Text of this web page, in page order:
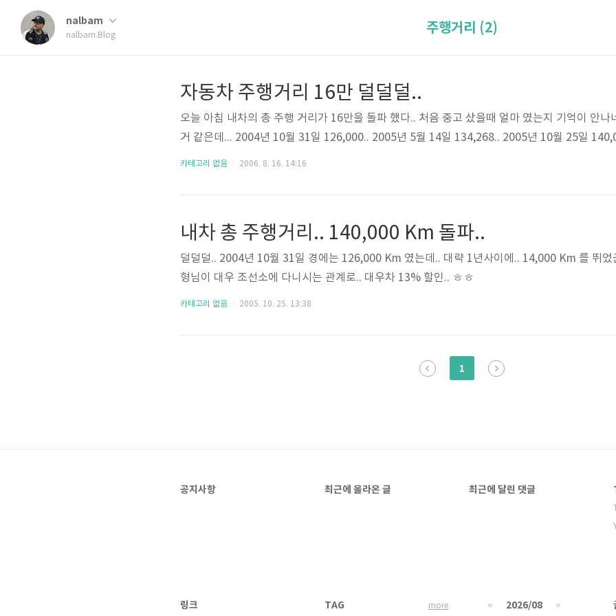
nalbam
nalbam.Blog 주행거리 (2)
자동차 주행거리 16만 덜덜덜..
오늘 아침 내차의 총 주행 거리가 16만을 돌파 했다.. 처음 중고 샀을때 얼마 였는지 기억이 안나
거 같은데... 2004년 10월 31일 126,000.. 2005년 5월 14일 134,268.. 2005년 10월 25일
카테고리 없음 2006. 8. 16. 14:16
내차 총 주행거리.. 140,000 Km 돌파..
덜덜덜.. 2004년 10월 31일 경에는 126,000 Km 였는데.. 대략 1년사이에.. 14,000 Km 를 뛰었
형님이 대우 조선소에 다니시는 관계로.. 대우차 13% 할인.. ㅎㅎ
카테고리 없음 2005. 10. 25. 13:38
1
공지사항 최근에 올라온 글 최근에 달린 댓글
링크 TAG more « 2026/08 »